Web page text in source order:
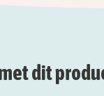
dit